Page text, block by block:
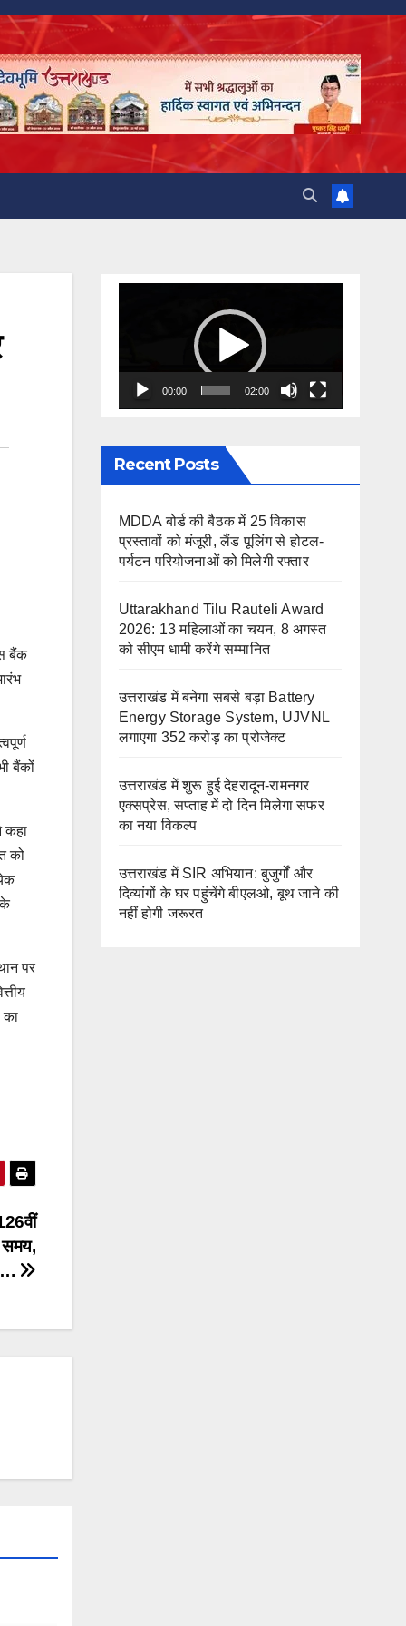
बैंक
बैंकों
कहा
को
के
पर
का
समय,
00:00 02:00
Recent Posts
MDDA बोर्ड की बैठक में 25 विकास
प्रस्तावों को मंजूरी, लैंड पूलिंग से होटल-
पर्यटन परियोजनाओं को मिलेगी रफ्तार
Uttarakhand Tilu Rauteli Award
2026: 13 महिलाओं का चयन, 8 अगस्त
को सीएम धामी करेंगे सम्मानित
उत्तराखंड में बनेगा सबसे बड़ा Battery
Energy Storage System, UJVNL
लगाएगा 352 करोड़ का प्रोजेक्ट
उत्तराखंड में शुरू हुई देहरादून-रामनगर
एक्सप्रेस, सप्ताह में दो दिन मिलेगा सफर
का नया विकल्प
उत्तराखंड में SIR अभियान: बुजुर्गों और
दिव्यांगों के घर पहुंचेंगे बीएलओ, बूथ जाने की
नहीं होगी जरूरत